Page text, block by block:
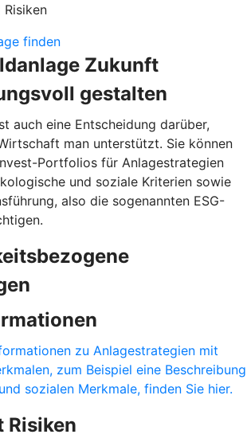
Risiken
finden
Zukunft
gestalten
auch eine Entscheidung darüber,
man unterstützt. Sie können
Portfolios für Anlagestrategien
und soziale Kriterien sowie
also die sogenannten ESG-
zu Anlagestrategien mit
zum Beispiel eine Beschreibung
sozialen Merkmale, finden Sie hier.
Risiken